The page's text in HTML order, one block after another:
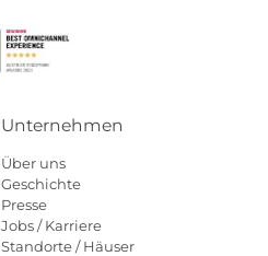
Unternehmen
Über uns
Geschichte
Presse
Jobs / Karriere
Standorte / Häuser